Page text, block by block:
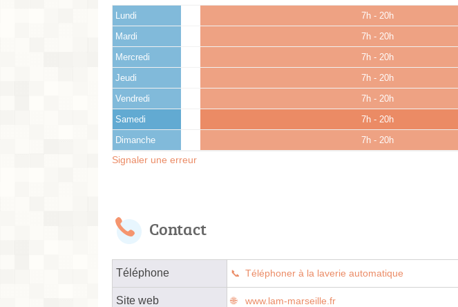
Lundi 7h - 20h
Mardi 7h - 20h
Mercredi 7h - 20h
Jeudi 7h - 20h
Vendredi 7h - 20h
Samedi 7h - 20h
Dimanche 7h - 20h
Signaler une erreur
Contact
Téléphone Téléphoner à la laverie automatique
Site web www.lam-marseille.fr